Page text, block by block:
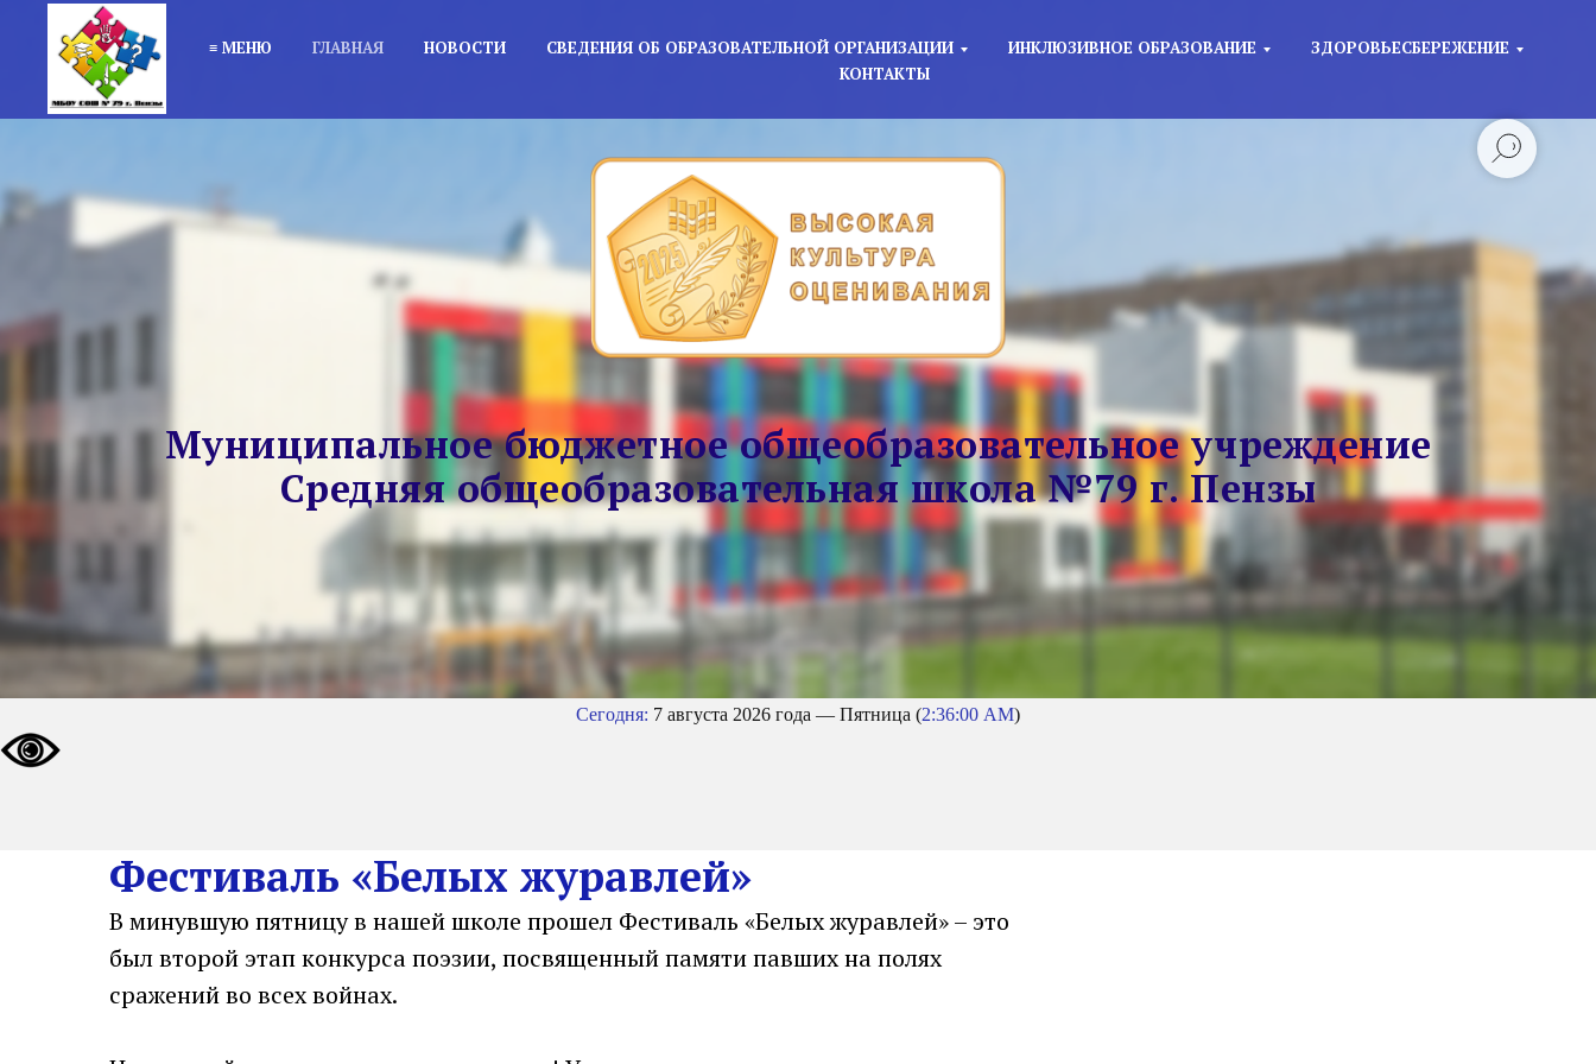
≡ МЕНЮ ГЛАВНАЯ НОВОСТИ СВЕДЕНИЯ ОБ ОБРАЗОВАТЕЛЬНОЙ ОРГАНИЗАЦИИ ИНКЛЮЗИВНОЕ ОБРАЗОВАНИЕ
ЗДОРОВЬЕСБЕРЕЖЕНИЕ
КОНТАКТЫ
Муниципальное бюджетное общеобразовательное учреждение
Средняя общеобразовательная школа №79 г. Пензы
Сегодня: 7 августа 2026 года — Пятница (2:36:00 AM)
Фестиваль «Белых журавлей»
В минувшую пятницу в нашей школе прошел Фестиваль «Белых журавлей» – это
был второй этап конкурса поэзии, посвященный памяти павших на полях
сражений во всех войнах.